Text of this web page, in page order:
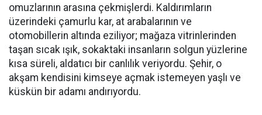
omuzlarının arasına çekmişlerdi. Kaldırımların
üzerindeki çamurlu kar, at arabalarının ve
otomobillerin altında eziliyor; mağaza vitrinlerinden
taşan sıcak ışık, sokaktaki insanların solgun yüzlerine
kısa süreli, aldatıcı bir canlılık veriyordu. Şehir, o
akşam kendisini kimseye açmak istemeyen yaşlı ve
küskün bir adamı andırıyordu.